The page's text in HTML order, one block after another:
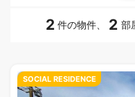
2 件の物件、 2 部
SOCIAL RESIDENCE